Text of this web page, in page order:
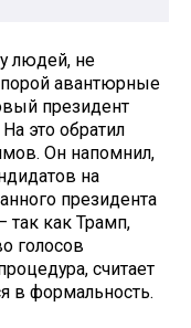
людей, не
авантюрные
президент
это обратил
Он напомнил,
на
президента
так как Трамп,
голосов
считает
в формальность.